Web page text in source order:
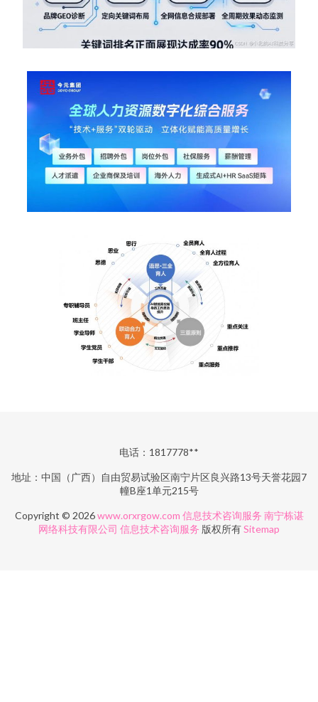
电话：1817778**
地址：中国（广西）自由贸易试验区南宁片区良兴路13号天誉花园7
幢B座1单元215号
Copyright © 2026www.orxrgow.com 信息技术咨询服务 南宁栋谌
网络科技有限公司 信息技术咨询服务 版权所有Sitemap